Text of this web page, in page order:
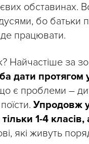
обставинах.
бо батьки
працювати.
Найчастіше за
дати протягом
є проблеми –
Упродовж
1-4 класів,
які живуть